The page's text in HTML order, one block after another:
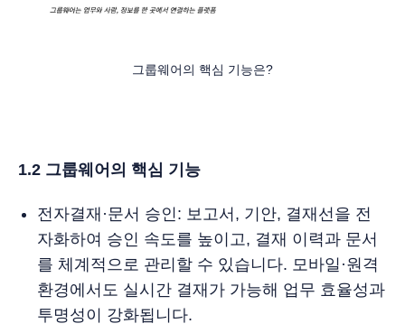
그룹웨어의 핵심 기능은?
1.2 그룹웨어의 핵심 기능
전자결재·문서 승인: 보고서, 기안, 결재선을 전
자화하여 승인 속도를 높이고, 결재 이력과 문서
를 체계적으로 관리할 수 있습니다. 모바일·원격
환경에서도 실시간 결재가 가능해 업무 효율성과
투명성이 강화됩니다.